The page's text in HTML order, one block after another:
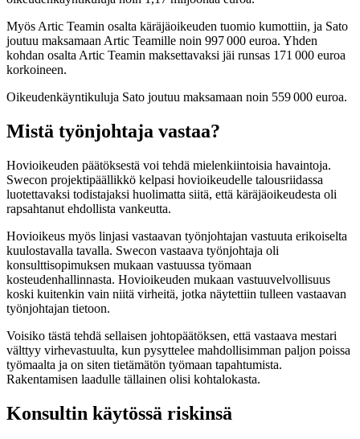
Myös Artic Teamin osalta käräjäoikeuden tuomio kumottiin, ja Sato
joutuu maksamaan Artic Teamille noin 997 000 euroa. Yhden
kohdan osalta Artic Teamin maksettavaksi jäi runsas 171 000 euroa
korkoineen.
Oikeudenkäyntikuluja Sato joutuu maksamaan noin 559 000 euroa.
Mistä työnjohtaja vastaa?
Hovioikeuden päätöksestä voi tehdä mielenkiintoisia havaintoja.
Swecon projektipäällikkö kelpasi hovioikeudelle talousriidassa
luotettavaksi todistajaksi huolimatta siitä, että käräjäoikeudesta oli
rapsahtanut ehdollista vankeutta.
Hovioikeus myös linjasi vastaavan työnjohtajan vastuuta erikoiselta
kuulostavalla tavalla. Swecon vastaava työnjohtaja oli
konsulttisopimuksen mukaan vastuussa työmaan
kosteudenhallinnasta. Hovioikeuden mukaan vastuuvelvollisuus
koski kuitenkin vain niitä virheitä, jotka näytettiin tulleen vastaavan
työnjohtajan tietoon.
Voisiko tästä tehdä sellaisen johtopäätöksen, että vastaava mestari
välttyy virhevastuulta, kun pysyttelee mahdollisimman paljon poissa
työmaalta ja on siten tietämätön työmaan tapahtumista.
Rakentamisen laadulle tällainen olisi kohtalokasta.
Konsultin käytössä riskinsä